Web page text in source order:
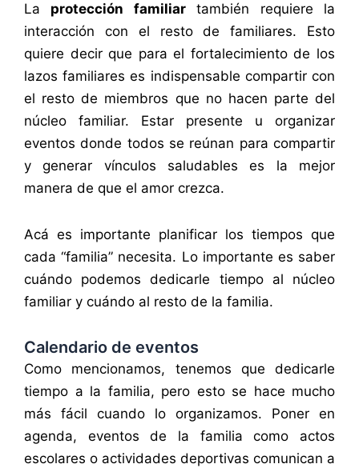
La protección familiartambién requiere la
interacción con el resto de familiares. Esto
quiere decir que para el fortalecimiento de los
lazos familiares es indispensable compartir con
el resto de miembros que no hacen parte del
núcleo familiar. Estar presente u organizar
eventos donde todos se reúnan para compartir
y generar vínculos saludables es la mejor
manera de que el amor crezca.
Acá es importante planificar los tiempos que
cada “familia” necesita. Lo importante es saber
cuándo podemos dedicarle tiempo al núcleo
familiar y cuándo al resto de la familia.
Calendario de eventos
Como mencionamos, tenemos que dedicarle
tiempo a la familia, pero esto se hace mucho
más fácil cuando lo organizamos. Poner en
agenda, eventos de la familia como actos
escolares o actividades deportivas comunican a